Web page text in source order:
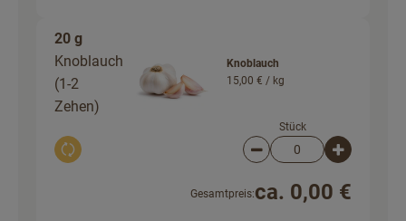
20 g
Knoblauch
(1-2
Zehen)
Auswahl ändern
Knoblauch
15,00 € / kg
Stück
Artikelanzahl
Gesamtpreis:ca. 0,00 €